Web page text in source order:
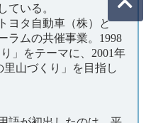
ている。
ヨタ自動車（株）と
ラムの共催事業。1998
」をテーマに、2001年
山づくり」を目指し